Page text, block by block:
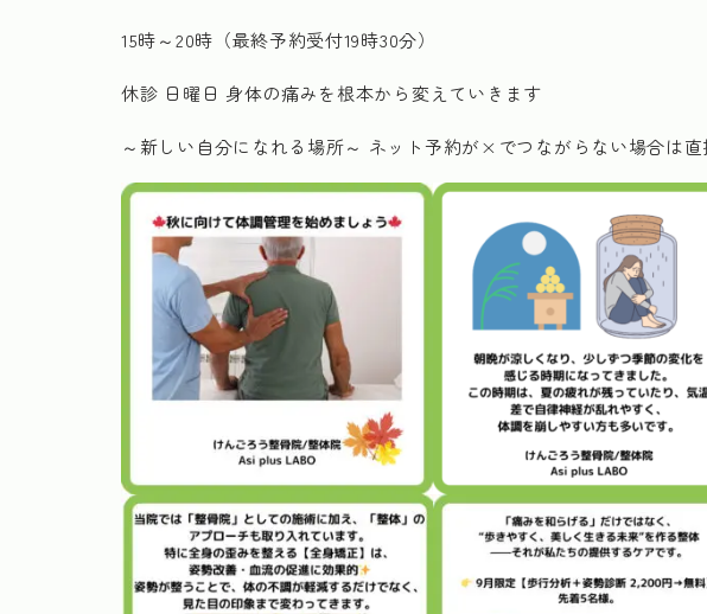
15時～20時（最終予約受付19時30分）
休診 日曜日 身体の痛みを根本から変えていきます
～新しい自分になれる場所～ ネット予約が×でつながらない場合は